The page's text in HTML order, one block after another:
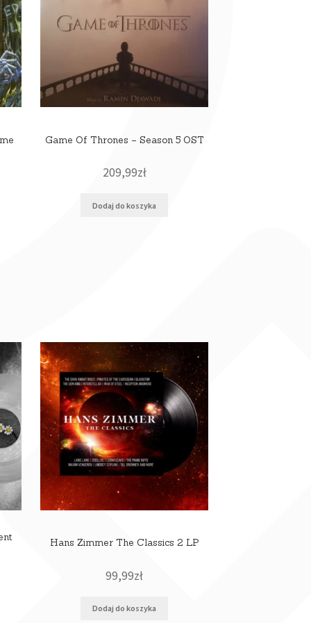
Game Of Thrones – Season 5 OST
209,99zł
Dodaj do koszyka
Hans Zimmer The Classics 2 LP
99,99zł
Dodaj do koszyka